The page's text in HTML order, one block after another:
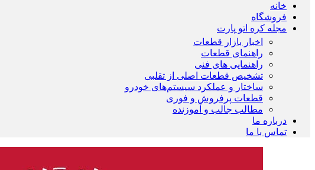
خانه
فروشگاه
مجله کره اتو پارت
اخبار بازار قطعات
راهنمای قطعات
راهنمایی های فنی
تشخیص قطعات اصلی از تقلبی
ساختار و عملکرد سیستم‌های خودرو
قطعات پرفروش و فوری
مطالب جالب و آموزنده
درباره ما
تماس با ما